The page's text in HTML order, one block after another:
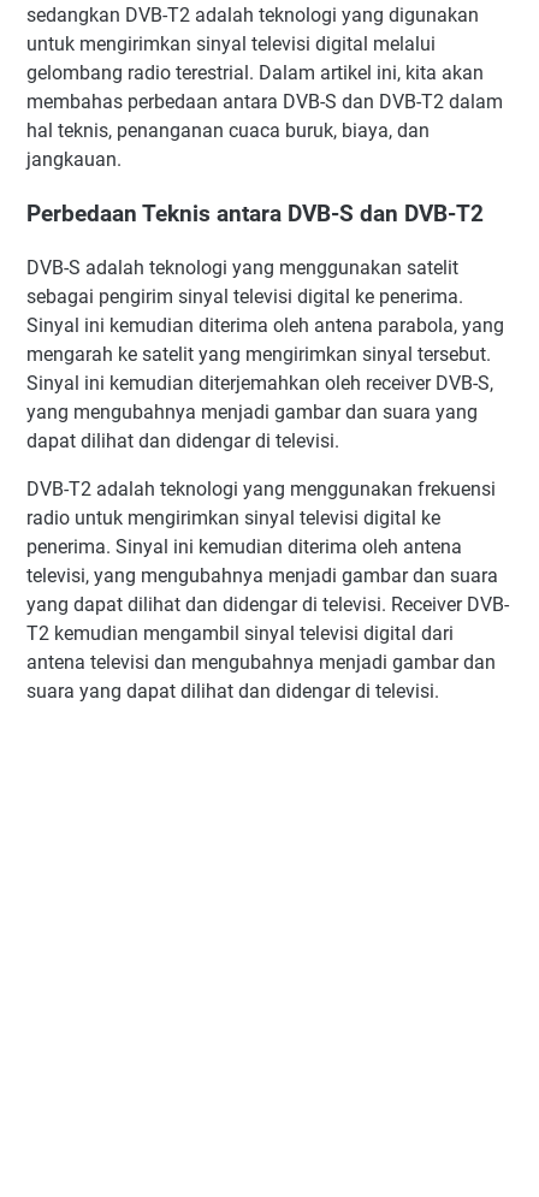
sedangkan DVB-T2 adalah teknologi yang digunakan
untuk mengirimkan sinyal televisi digital melalui
gelombang radio terestrial. Dalam artikel ini, kita akan
membahas perbedaan antara DVB-S dan DVB-T2 dalam
hal teknis, penanganan cuaca buruk, biaya, dan
jangkauan.
Perbedaan Teknis antara DVB-S dan DVB-T2
DVB-S adalah teknologi yang menggunakan satelit
sebagai pengirim sinyal televisi digital ke penerima.
Sinyal ini kemudian diterima oleh antena parabola, yang
mengarah ke satelit yang mengirimkan sinyal tersebut.
Sinyal ini kemudian diterjemahkan oleh receiver DVB-S,
yang mengubahnya menjadi gambar dan suara yang
dapat dilihat dan didengar di televisi.
DVB-T2 adalah teknologi yang menggunakan frekuensi
radio untuk mengirimkan sinyal televisi digital ke
penerima. Sinyal ini kemudian diterima oleh antena
televisi, yang mengubahnya menjadi gambar dan suara
yang dapat dilihat dan didengar di televisi. Receiver DVB-
T2 kemudian mengambil sinyal televisi digital dari
antena televisi dan mengubahnya menjadi gambar dan
suara yang dapat dilihat dan didengar di televisi.